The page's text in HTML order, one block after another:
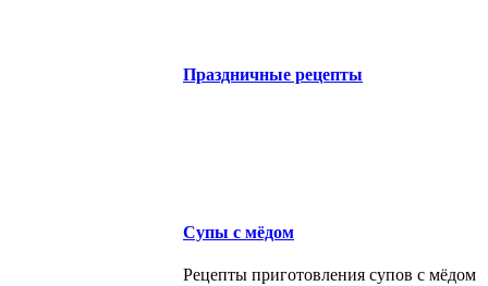
Праздничные рецепты
Супы с мёдом
Рецепты приготовления супов с мёдом